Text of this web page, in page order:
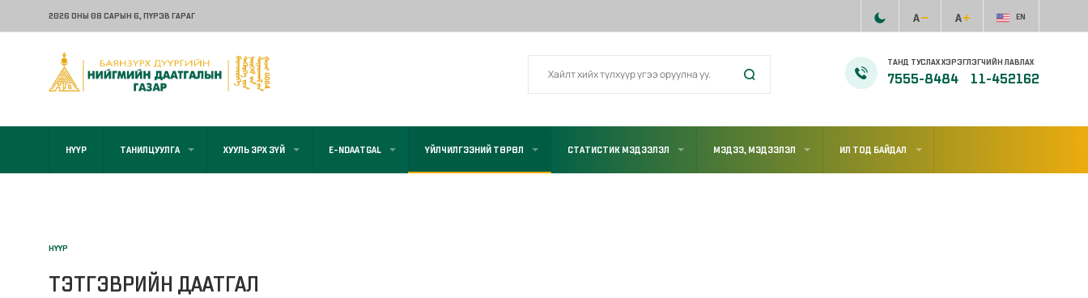
2026 ОНЫ 08 САРЫН 6, ПҮРЭВ ГАРАГ EN
ТАНД ТУСЛАХ ХЭРЭГЛЭГЧИЙН ЛАВЛАХ
7555-8484 11-452162
НҮҮР ТАНИЛЦУУЛГА ХУУЛЬ ЭРХ ЗҮЙ E-NDAATGAL ҮЙЛЧИЛГЭЭНИЙ ТӨРӨЛ СТАТИСТИК МЭДЭЭЛЭЛ МЭДЭЭ, МЭДЭЭЛЭЛ ИЛ ТОД БАЙДАЛ
НҮҮР
ТЭТГЭВРИЙН ДААТГАЛ